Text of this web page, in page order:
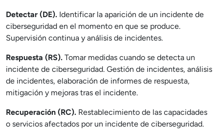
Detectar (DE). Identificar la aparición de un incidente de
ciberseguridad en el momento en que se produce.
Supervisión continua y análisis de incidentes.
Respuesta (RS). Tomar medidas cuando se detecta un
incidente de ciberseguridad. Gestión de incidentes, análisis
de incidentes, elaboración de informes de respuesta,
mitigación y mejoras tras el incidente.
Recuperación (RC). Restablecimiento de las capacidades
o servicios afectados por un incidente de ciberseguridad.